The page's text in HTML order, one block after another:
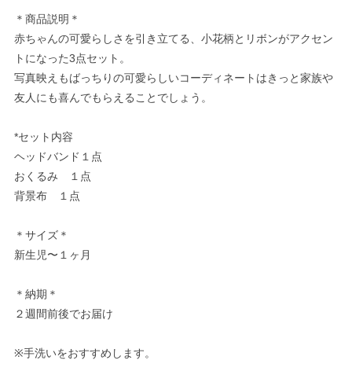
＊商品説明＊
赤ちゃんの可愛らしさを引き立てる、小花柄とリボンがアクセン
トになった3点セット。
写真映えもばっちりの可愛らしいコーディネートはきっと家族や
友人にも喜んでもらえることでしょう。
*セット内容
ヘッドバンド１点
おくるみ １点
背景布 １点
＊サイズ＊
新生児〜１ヶ月
＊納期＊
２週間前後でお届け
※手洗いをおすすめします。